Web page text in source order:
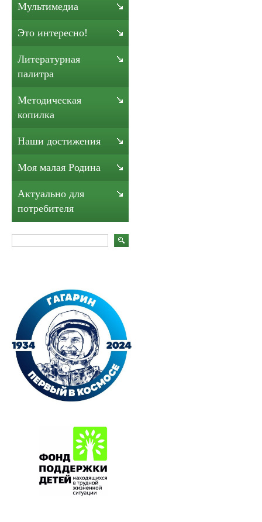
Мультимедиа
Это интересно!
Литературная
палитра
Методическая
копилка
Наши достижения
Моя малая Родина
Актуально для
потребителя